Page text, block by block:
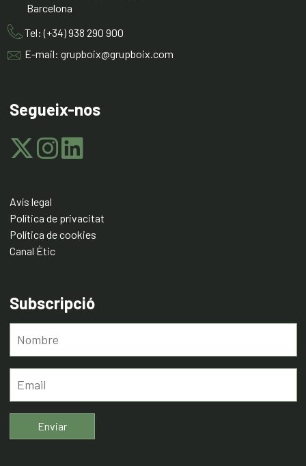
Barcelona
Tel: (+34) 938 290 900
E-mail: grupboix@grupboix.com
Segueix-nos
Avís legal
Política de privacitat
Política de cookies
Canal Ètic
Subscripció